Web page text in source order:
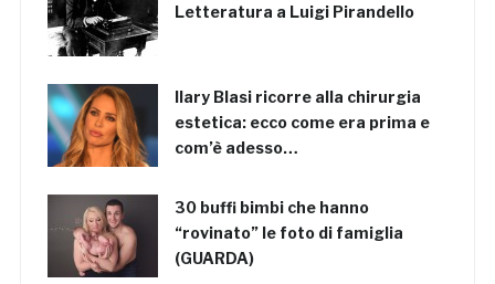
Letteratura a Luigi Pirandello
Ilary Blasi ricorre alla chirurgia
estetica: ecco come era prima e
com’è adesso…
30 buffi bimbi che hanno
“rovinato” le foto di famiglia
(GUARDA)